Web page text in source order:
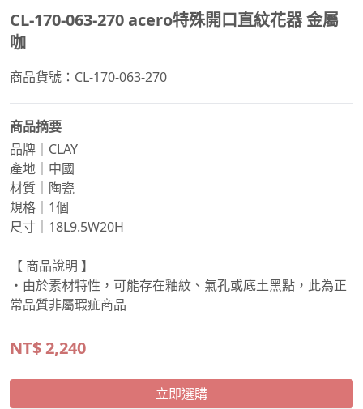
CL-170-063-270 acero特殊開口直紋花器 金屬
咖
商品貨號：CL-170-063-270
商品摘要
品牌｜CLAY
產地｜中國
材質｜陶瓷
規格｜1個
尺寸｜18L9.5W20H
【 商品說明 】
・由於素材特性，可能存在釉紋、氣孔或底土黑點，此為正
常品質非屬瑕疵商品
NT$2,240
立即選購